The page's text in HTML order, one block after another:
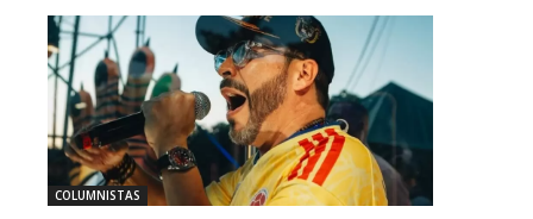
COLUMNISTAS